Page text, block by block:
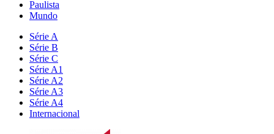
Paulista
Mundo
Série A
Série B
Série C
Série A1
Série A2
Série A3
Série A4
Internacional